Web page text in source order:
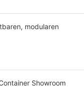
modularen
Showroom